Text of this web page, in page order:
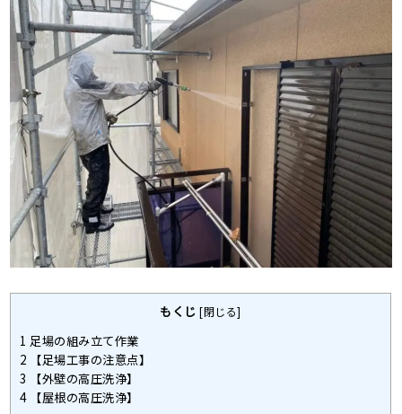
もくじ [閉じる]
1 足場の組み立て作業
2 【足場工事の注意点】
3 【外壁の高圧洗浄】
4【屋根の高圧洗浄】